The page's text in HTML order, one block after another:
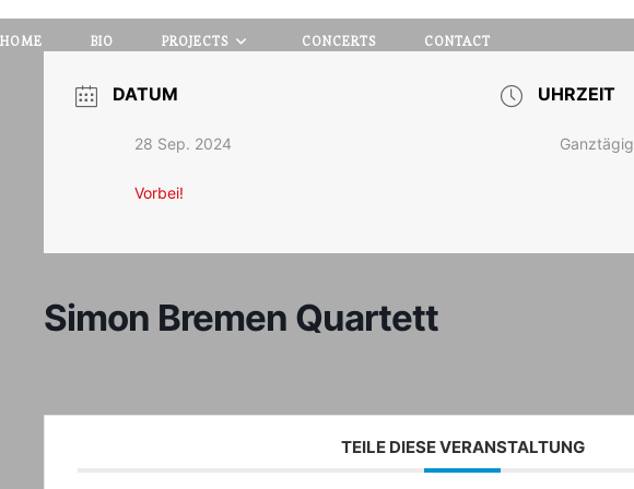
HOME BIO PROJECTS CONCERTS CONTACT
DATUM
28 Sep. 2024
Vorbei!
UHRZEIT
Ganztägig
Simon Bremen Quartett
TEILE DIESE VERANSTALTUNG